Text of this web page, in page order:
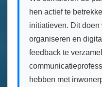
hen actief te
initiatieven. Dit
organiseren en
feedback te
hebben met